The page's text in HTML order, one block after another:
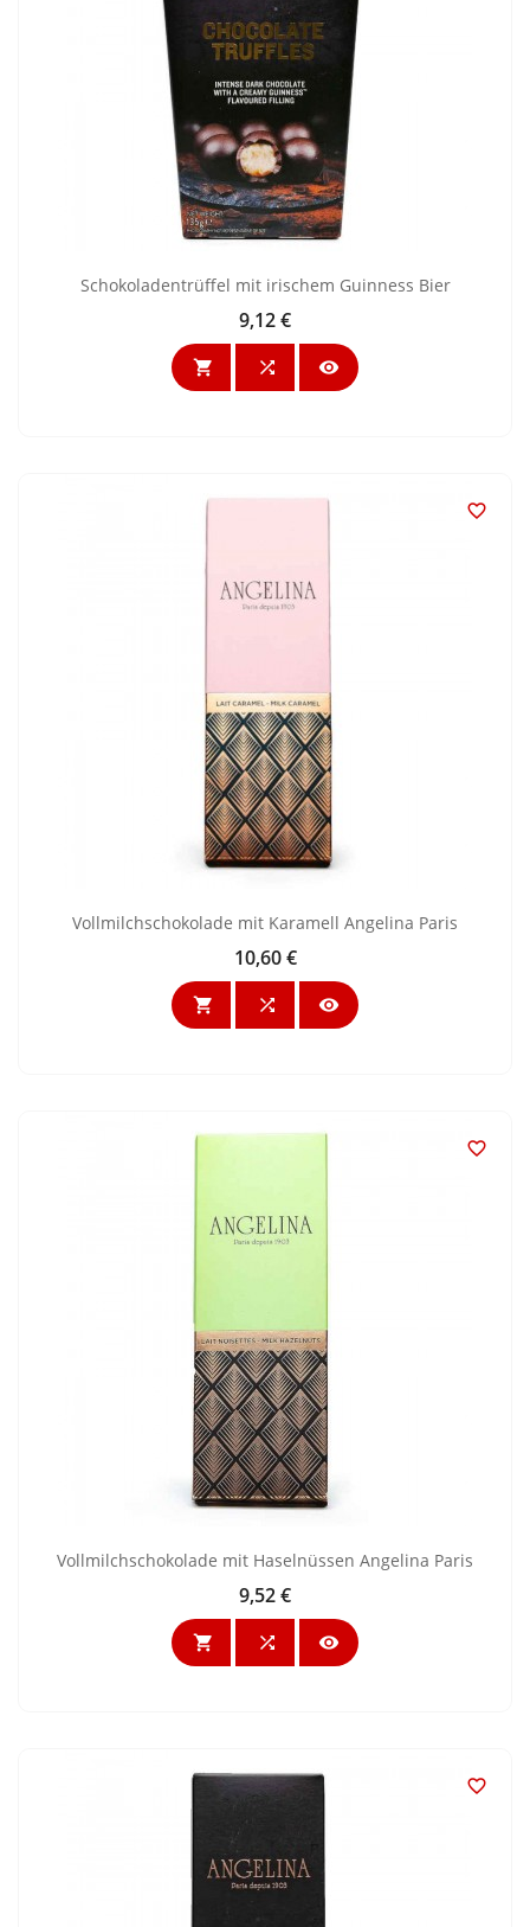
Schokoladentrüffel mit irischem Guinness Bier
Preis
9,12 €
  

Vollmilchschokolade mit Karamell Angelina Paris
Preis
10,60 €
  

Vollmilchschokolade mit Haselnüssen Angelina Paris
Preis
9,52 €
  
